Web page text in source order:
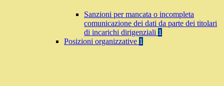
Sanzioni per mancata o incompleta
comunicazione dei dati da parte dei titolari
di incarichi dirigenziali 1
Posizioni organizzative 1